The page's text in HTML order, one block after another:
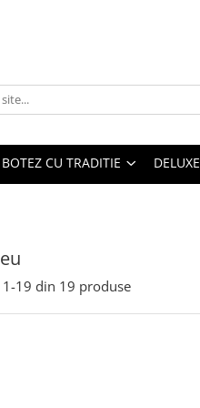
BOTEZ CU TRADITIE DELUXE
1-19 din 19 produse